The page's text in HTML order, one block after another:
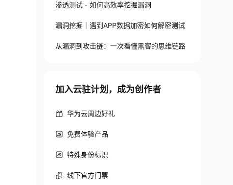
渗透测试 - 如何高效率挖掘漏洞
漏洞挖掘｜遇到APP数据加密如何解密测试
从漏洞到攻击链：一次看懂黑客的思维链路
加入云驻计划，成为创作者
华为云周边好礼
免费体验产品
特殊身份标识
线下官方门票